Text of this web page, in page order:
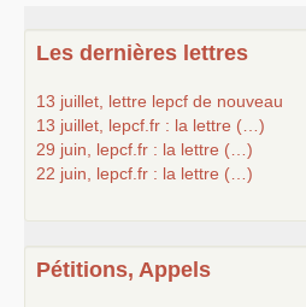
Les dernières lettres
13 juillet, lettre lepcf de nouveau
13 juillet, lepcf.fr : la lettre (…)
29 juin, lepcf.fr : la lettre (…)
22 juin, lepcf.fr : la lettre (…)
Pétitions, Appels